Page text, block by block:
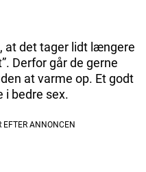
at det tager lidt længere
Derfor går de gerne
at varme op. Et godt
i bedre sex.